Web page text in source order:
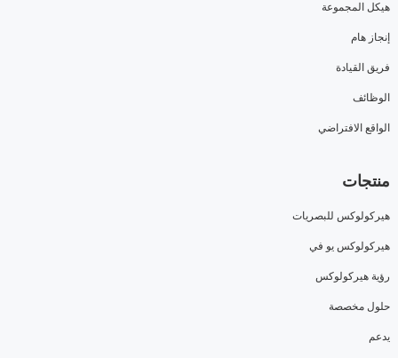
هيكل المجموعة
إنجاز هام
فريق القيادة
الوظائف
الواقع الافتراضي
منتجات
هيركولوكس للبصريات
هيركولوكس يو في
رؤية هيركولوكس
حلول مخصصة
يدعم